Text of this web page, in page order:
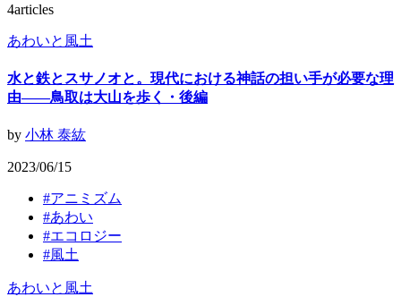
4articles
あわいと風土
水と鉄とスサノオと。現代における神話の担い手が必要な理
由——鳥取は大山を歩く・後編
by 小林 泰紘
2023/06/15
#アニミズム
#あわい
#エコロジー
#風土
あわいと風土